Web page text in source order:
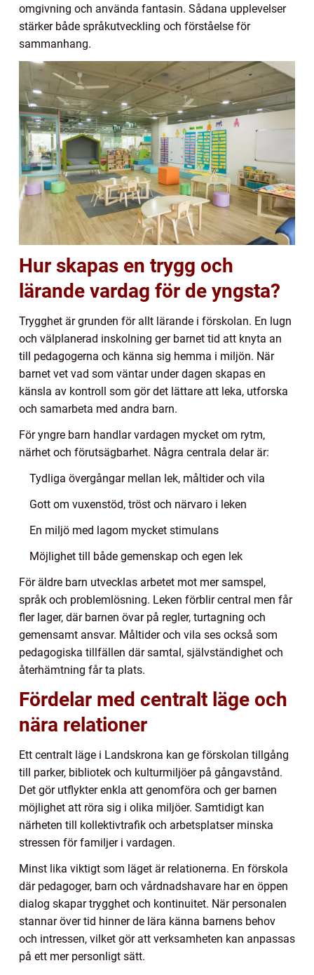
omgivning och använda fantasin. Sådana upplevelser
stärker både språkutveckling och förståelse för
sammanhang.
Hur skapas en trygg och
lärande vardag för de yngsta?
Trygghet är grunden för allt lärande i förskolan. En lugn
och välplanerad inskolning ger barnet tid att knyta an
till pedagogerna och känna sig hemma i miljön. När
barnet vet vad som väntar under dagen skapas en
känsla av kontroll som gör det lättare att leka, utforska
och samarbeta med andra barn.
För yngre barn handlar vardagen mycket om rytm,
närhet och förutsägbarhet. Några centrala delar är:
Tydliga övergångar mellan lek, måltider och vila
Gott om vuxenstöd, tröst och närvaro i leken
En miljö med lagom mycket stimulans
Möjlighet till både gemenskap och egen lek
För äldre barn utvecklas arbetet mot mer samspel,
språk och problemlösning. Leken förblir central men får
fler lager, där barnen övar på regler, turtagning och
gemensamt ansvar. Måltider och vila ses också som
pedagogiska tillfällen där samtal, självständighet och
återhämtning får ta plats.
Fördelar med centralt läge och
nära relationer
Ett centralt läge i Landskrona kan ge förskolan tillgång
till parker, bibliotek och kulturmiljöer på gångavstånd.
Det gör utflykter enkla att genomföra och ger barnen
möjlighet att röra sig i olika miljöer. Samtidigt kan
närheten till kollektivtrafik och arbetsplatser minska
stressen för familjer i vardagen.
Minst lika viktigt som läget är relationerna. En förskola
där pedagoger, barn och vårdnadshavare har en öppen
dialog skapar trygghet och kontinuitet. När personalen
stannar över tid hinner de lära känna barnens behov
och intressen, vilket gör att verksamheten kan anpassas
på ett mer personligt sätt.